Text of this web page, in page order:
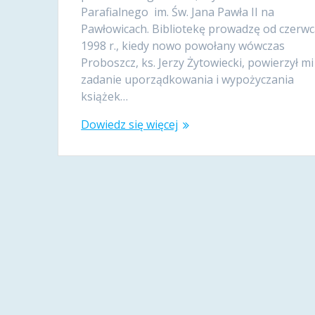
Parafialnego im. Św. Jana Pawła II na
Pawłowicach. Bibliotekę prowadzę od
1998 r., kiedy nowo powołany wówczas
Proboszcz, ks. Jerzy Żytowiecki, powierzył mi
zadanie uporządkowania i wypożyczania
książek…
Dowiedz się więcej